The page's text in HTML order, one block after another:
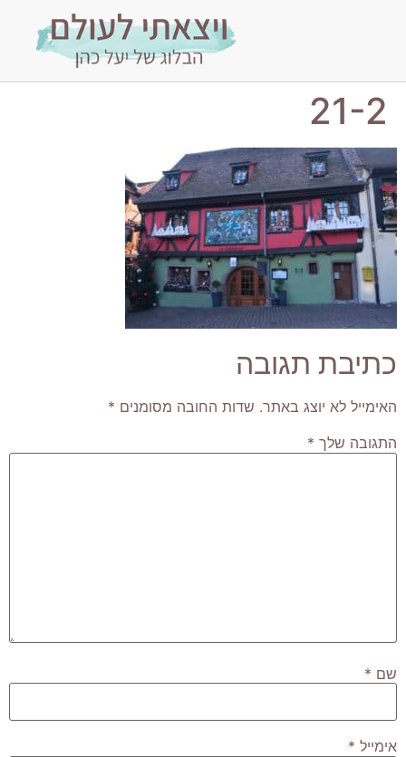
21-2
כתיבת תגובה
האימייל לא יוצג באתר. שדות החובה מסומנים *
התגובה שלך *
שם *
אימייל *